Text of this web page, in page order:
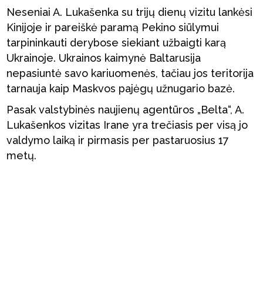
Neseniai A. Lukašenka su trijų dienų vizitu lankėsi
Kinijoje ir pareiškė paramą Pekino siūlymui
tarpininkauti derybose siekiant užbaigti karą
Ukrainoje. Ukrainos kaimynė Baltarusija
nepasiuntė savo kariuomenės, tačiau jos teritorija
tarnauja kaip Maskvos pajėgų užnugario bazė.
Pasak valstybinės naujienų agentūros „Belta“, A.
Lukašenkos vizitas Irane yra trečiasis per visą jo
valdymo laiką ir pirmasis per pastaruosius 17
metų.